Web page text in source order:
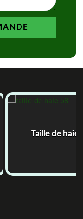
Taille de haie